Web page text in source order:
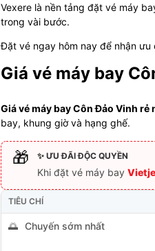
Vexere là nền tảng đặt vé máy
trong vài bước.
Đặt vé ngay hôm nay để nhận
Giá vé máy bay
Giá vé máy bay Côn Đảo Vinh rẻ
bay, khung giờ và hạng ghế.
🎁 ✨ ƯU ĐÃI ĐỘC QUYỀN
Khi đặt vé máy bay
TIÊU CHÍ
🌅 Chuyến sớm nhất